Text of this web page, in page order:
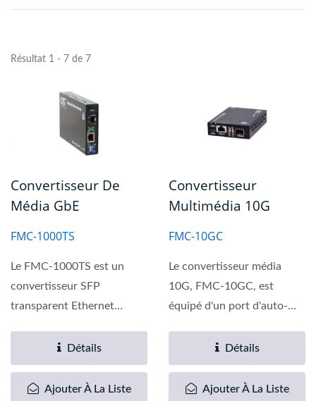
Résultat 1 - 7 de 7
Convertisseur De
Média GbE
FMC-1000TS
Le FMC-1000TS est un
convertisseur SFP
transparent Ethernet
1000Base-SX/LX...
Détails
Ajouter À La Liste
Convertisseur
Multimédia 10G
FMC-10GC
Le convertisseur média
10G, FMC-10GC, est
équipé d'un port d'auto-
10G/5G/2.5G/1G/100BASE-
T...
Détails
Ajouter À La Liste